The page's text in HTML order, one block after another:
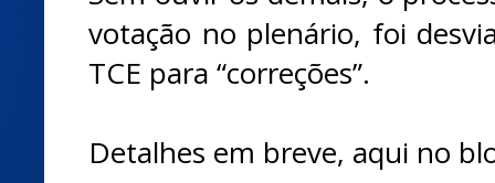
votação no plenário, foi
TCE para “correções”.
Detalhes em breve, aqui no